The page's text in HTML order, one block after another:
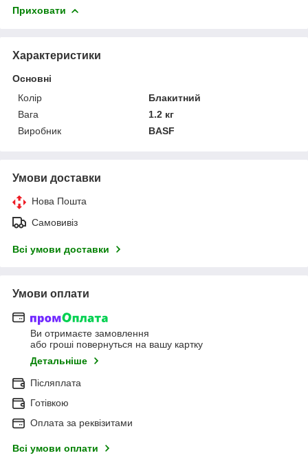
Приховати
Характеристики
Основні
Колір
Блакитний
Вага
1.2 кг
Виробник
BASF
Умови доставки
Нова Пошта
Самовивіз
Всі умови доставки
Умови оплати
Ви отримаєте замовлення
або гроші повернуться на вашу картку
Детальніше
Післяплата
Готівкою
Оплата за реквізитами
Всі умови оплати